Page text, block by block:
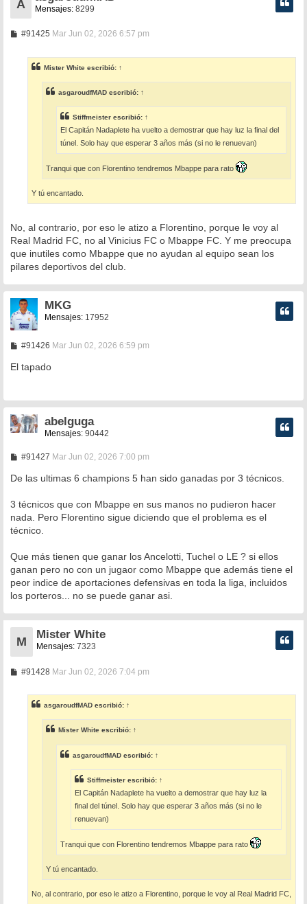
A Mensajes: 8299
#91425M
a
j
e
Mar Jun 02, 2026 6:57 pm
Mister White escribió: ↑
asgaroudfMAD escribió: ↑
Stiffmeister escribió: ↑
El Capitán Nadaplete ha vuelto a demostrar que hay luz la final del
túnel. Solo hay que esperar 3 años más (si no le renuevan)
Tranqui que con Florentino tendremos Mbappe para rato
Y tú encantado.
No, al contrario, por eso le atizo a Florentino, porque le voy al
Real Madrid FC, no al Vinicius FC o Mbappe FC. Y me preocupa
que inutiles como Mbappe que no ayudan al equipo sean los
pilares deportivos del club.
MKG
Mensajes: 17952
#91426M
n
e
Mar Jun 02, 2026 6:59 pm
El tapado
abelguga
Mensajes: 90442
#91427M
n
j
e
Mar Jun 02, 2026 7:00 pm
De las ultimas 6 champions 5 han sido ganadas por 3 técnicos.
3 técnicos que con Mbappe en sus manos no pudieron hacer
nada. Pero Florentino sigue diciendo que el problema es el
técnico.
Que más tienen que ganar los Ancelotti, Tuchel o LE ? si ellos
ganan pero no con un jugaor como Mbappe que además tiene el
peor indice de aportaciones defensivas en toda la liga, incluidos
los porteros... no se puede ganar asi.
M
Mister White
Mensajes: 7323
#91428M
a
j
e
Mar Jun 02, 2026 7:04 pm
asgaroudfMAD escribió: ↑
Mister White escribió: ↑
asgaroudfMAD escribió: ↑
Stiffmeister escribió: ↑
El Capitán Nadaplete ha vuelto a demostrar que hay luz la
final del túnel. Solo hay que esperar 3 años más (si no le
renuevan)
Tranqui que con Florentino tendremos Mbappe para rato
Y tú encantado.
No, al contrario, por eso le atizo a Florentino, porque le voy al Real Madrid FC,